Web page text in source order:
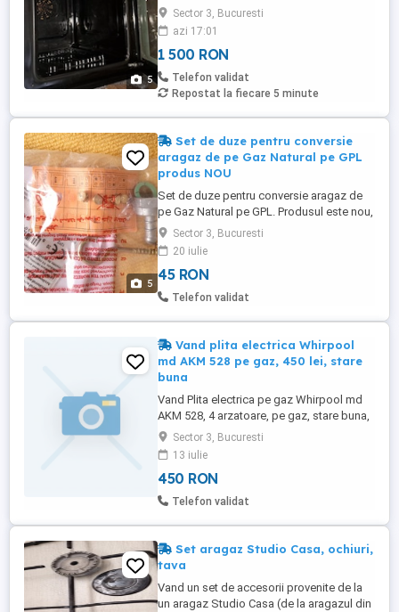
5
plita pe gaz, aceeasi marcă, stare
perfecta , ambele folosite putin. Culoarea
alba.
Sector 3, Bucuresti
azi 17:01
1 500 RON
Telefon validat
Repostat la fiecare 5 minute
5
Set de duze pentru conversie
aragaz de pe Gaz Natural pe GPL
produs NOU
Set de duze pentru conversie aragaz de
pe Gaz Natural pe GPL. Produsul este nou,
sigulat Setul contine 4 duze care pot fi
montate pe aragaz astfel incat acesta sa
poata fi utilizat cu o butelie normala (GPL).
Setul include de asemenea adaptoare
pentru furtun si garnitura. Fotografiile sunt
Sector 3, Bucuresti
20 iulie
45 RON
Telefon validat
Vand plita electrica Whirpool
md AKM 528 pe gaz, 450 lei, stare
buna
Vand Plita electrica pe gaz Whirpool md
AKM 528, 4 arzatoare, pe gaz, stare buna,
functional ,450 lei, alb, dimensiuni 62x52
cm, in Bucuresti, tel.
Sector 3, Bucuresti
13 iulie
450 RON
Telefon validat
Set aragaz Studio Casa, ochiuri,
tava
Vand un set de accesorii provenite de la
un aragaz Studio Casa (de la aragazul din